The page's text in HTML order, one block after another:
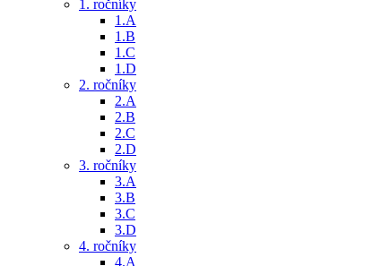
1. ročníky
1.A
1.B
1.C
1.D
2. ročníky
2.A
2.B
2.C
2.D
3. ročníky
3.A
3.B
3.C
3.D
4. ročníky
4.A